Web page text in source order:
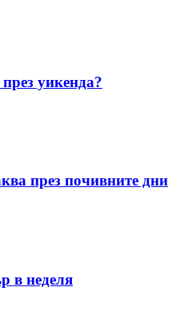
уикенда?
през почивните дни
в неделя